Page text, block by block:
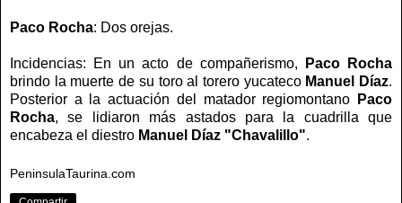
Paco Rocha: Dos orejas.
Incidencias: En un acto de compañerismo,
Paco Rocha
brindo la muerte de su toro al torero yucateco Manuel Díaz.
Posterior a la actuación del matador regiomontano
Paco
Rocha, se lidiaron más astados para la cuadrilla que
encabeza el diestro Manuel Díaz "Chavalillo".
PeninsulaTaurina.com